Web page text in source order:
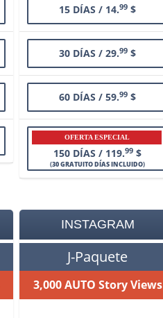
15 DÍAS / 14.99 $
30 DÍAS / 29.99 $
60 DÍAS / 59.99 $
OFERTA ESPECIAL
150 DÍAS / 119.99 $
(30 GRATUITO DÍAS INCLUIDO)
INSTAGRAM
J-Paquete
3,000 AUTO Story Views